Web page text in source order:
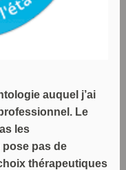
auquel j’ai
Le
les
pose pas de
thérapeutiques